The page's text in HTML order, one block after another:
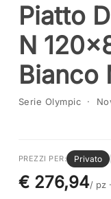
Piatto
N
Bianco
Serie Olympic ·
PREZZI PER: Privato
€ 276,94/ pz ·